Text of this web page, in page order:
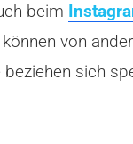
beim
von
sich